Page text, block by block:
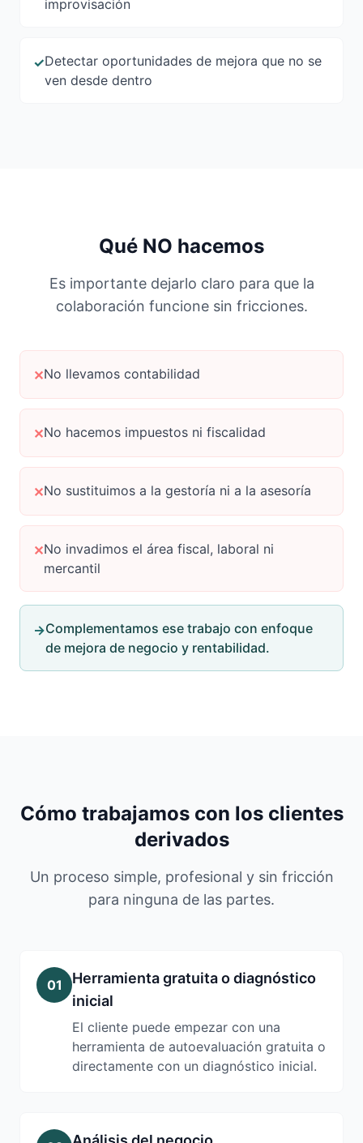
improvisación
✓Detectar oportunidades de mejora que no se
ven desde dentro
Qué NO hacemos
Es importante dejarlo claro para que la
colaboración funcione sin fricciones.
✕No llevamos contabilidad
✕No hacemos impuestos ni fiscalidad
✕No sustituimos a la gestoría ni a la asesoría
✕No invadimos el área fiscal, laboral ni
mercantil
→Complementamos ese trabajo con enfoque
de mejora de negocio y rentabilidad.
Cómo trabajamos con los clientes
derivados
Un proceso simple, profesional y sin fricción
para ninguna de las partes.
01
Herramienta gratuita o diagnóstico
inicial
El cliente puede empezar con una
herramienta de autoevaluación gratuita o
directamente con un diagnóstico inicial.